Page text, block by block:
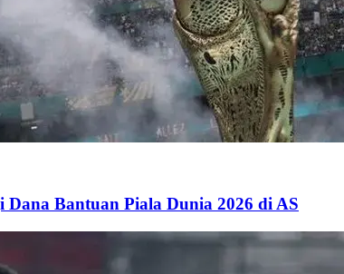
Bantuan Piala Dunia 2026 di AS